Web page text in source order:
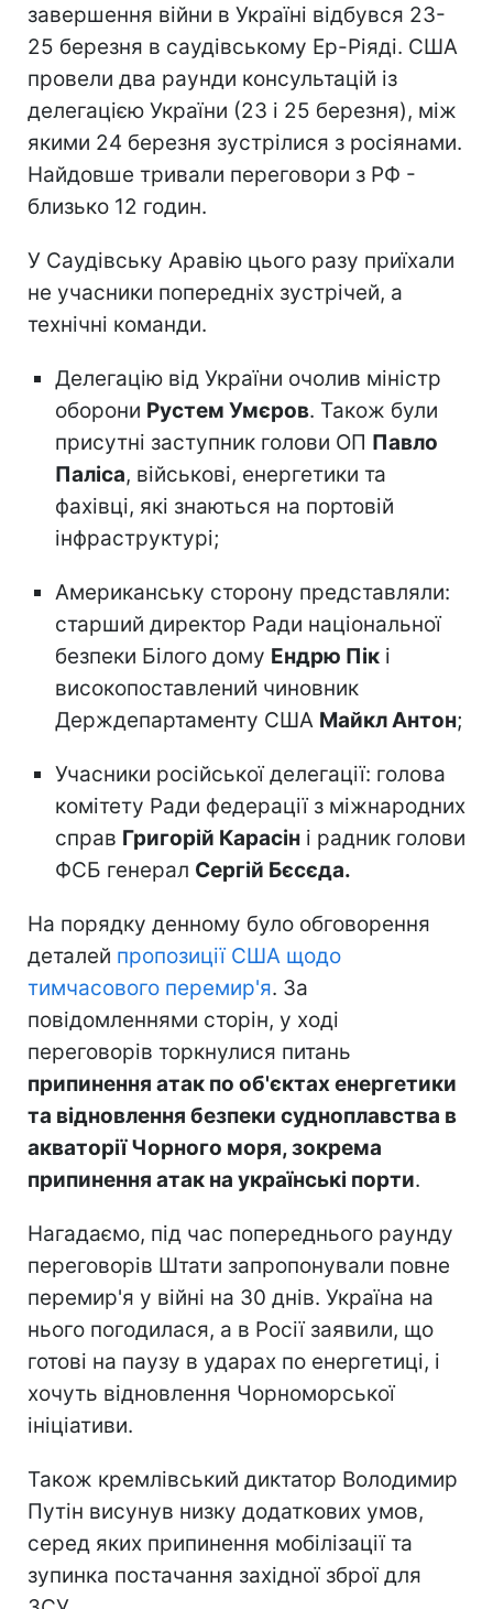
завершення війни в Україні відбувся 23-
25 березня в саудівському Ер-Ріяді. США
провели два раунди консультацій із
делегацією України (23 і 25 березня), між
якими 24 березня зустрілися з росіянами.
Найдовше тривали переговори з РФ -
близько 12 годин.
У Саудівську Аравію цього разу приїхали
не учасники попередніх зустрічей, а
технічні команди.
Делегацію від України очолив міністр
оборони Рустем Умєров. Також були
присутні заступник голови ОП Павло
Паліса, військові, енергетики та
фахівці, які знаються на портовій
інфраструктурі;
Американську сторону представляли:
старший директор Ради національної
безпеки Білого дому Ендрю Пік і
високопоставлений чиновник
Держдепартаменту США Майкл Антон;
Учасники російської делегації: голова
комітету Ради федерації з міжнародних
справ Григорій Карасін і радник голови
ФСБ генерал Сергій Бєсєда.
На порядку денному було обговорення
деталей пропозиції США щодо
тимчасового перемир'я. За
повідомленнями сторін, у ході
переговорів торкнулися питань
припинення атак по об'єктах енергетики
та відновлення безпеки судноплавства в
акваторії Чорного моря, зокрема
припинення атак на українські порти.
Нагадаємо, під час попереднього раунду
переговорів Штати запропонували повне
перемир'я у війні на 30 днів. Україна на
нього погодилася, а в Росії заявили, що
готові на паузу в ударах по енергетиці, і
хочуть відновлення Чорноморської
ініціативи.
Також кремлівський диктатор Володимир
Путін висунув низку додаткових умов,
серед яких припинення мобілізації та
зупинка постачання західної зброї для